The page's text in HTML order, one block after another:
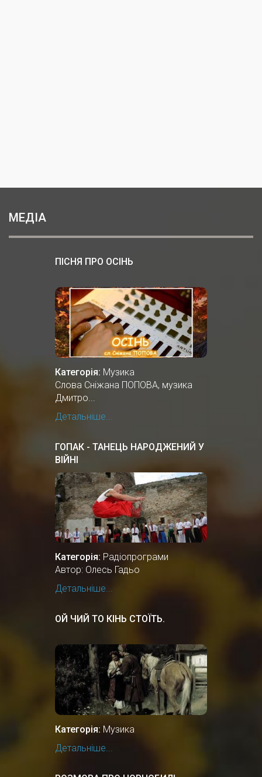
МЕДІА
ПІСНЯ ПРО ОСІНЬ
Категорія: Музика
Cлова Сніжана ПОПОВА, музика
Дмитро...
Детальніше...
ГОПАК - ТАНЕЦЬ НАРОДЖЕНИЙ У
ВІЙНІ
Категорія: Радіопрограми
Автор: Олесь Гадьо
Детальніше...
ОЙ ЧИЙ ТО КІНЬ СТОЇТЬ.
Категорія: Музика
Детальніше...